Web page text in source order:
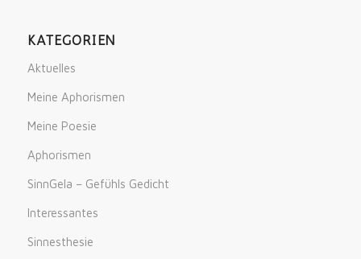
KATEGORIEN
Aktuelles
Meine Aphorismen
Meine Poesie
Aphorismen
SinnGela – Gefühls Gedicht
Interessantes
Sinnesthesie